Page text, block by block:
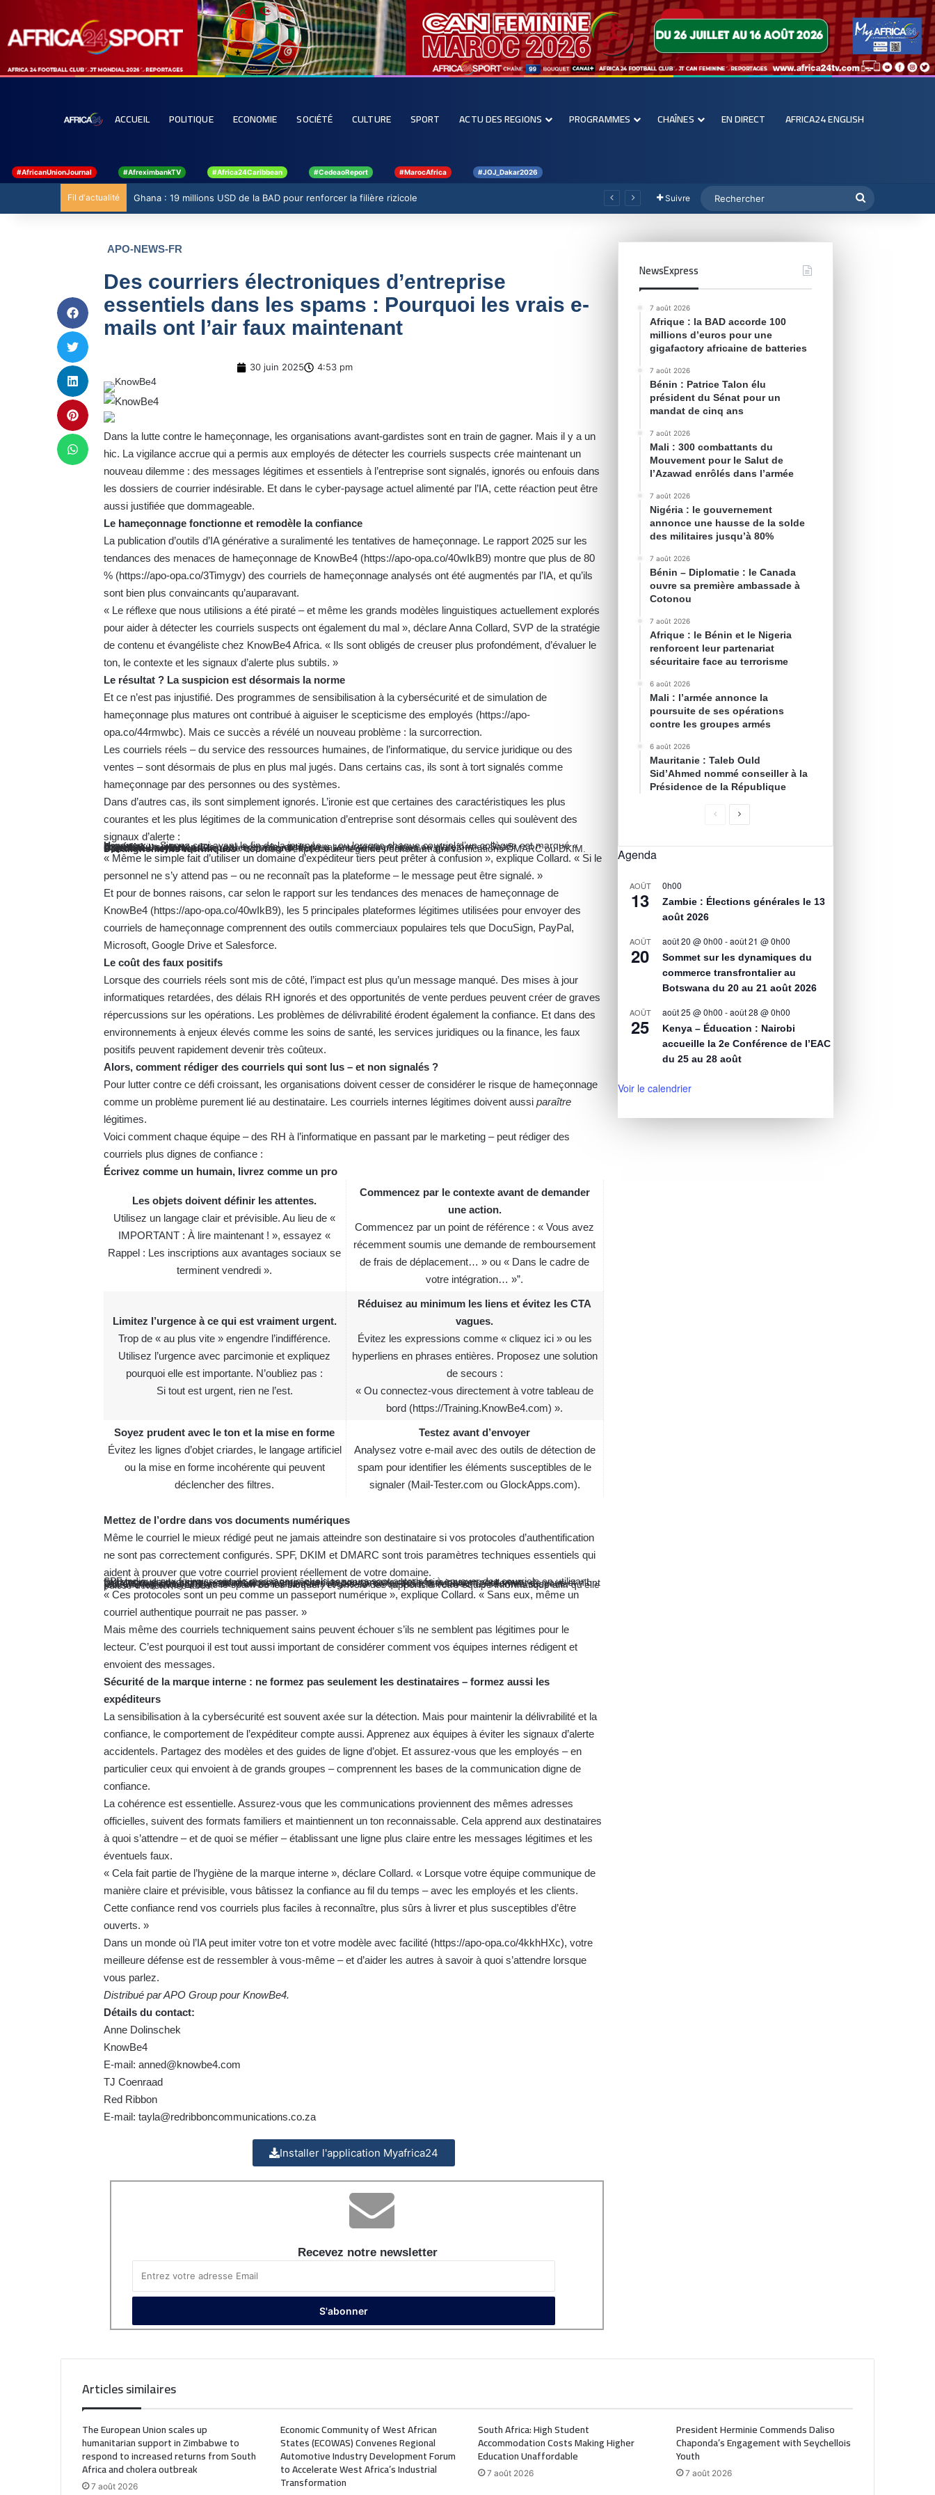
ACCUEIL POLITIQUE ECONOMIE SOCIÉTÉ CULTURE SPORT ACTU DES REGIONS PROGRAMMES CHAÎNES EN DIRECT AFRICA24 ENGLISH
#AfricanUnionJournal #AfreximbankTV #Africa24Caribbean #CedeaoReport #MarocAfrica #JOJ_Dakar2026
Fil d'actualité Ghana : 19 millions USD de la BAD pour renforcer la filière rizicole Suivre
APO-NEWS-FR
Des courriers électroniques d’entreprise
essentiels dans les spams : Pourquoi les vrais e-
mails ont l’air faux maintenant
30 juin 2025 4:53 pm
Dans la lutte contre le hameçonnage, les organisations avant-gardistes sont en train de gagner. Mais il y a un
hic. La vigilance accrue qui a permis aux employés de détecter les courriels suspects crée maintenant un
nouveau dilemme : des messages légitimes et essentiels à l’entreprise sont signalés, ignorés ou enfouis dans
les dossiers de courrier indésirable. Et dans le cyber-paysage actuel alimenté par l’IA, cette réaction peut être
aussi justifiée que dommageable.
Le hameçonnage fonctionne et remodèle la confiance
La publication d’outils d’IA générative a suralimenté les tentatives de hameçonnage. Le rapport 2025 sur les
tendances des menaces de hameçonnage de KnowBe4 (https://apo-opa.co/40wIkB9) montre que plus de 80
% (https://apo-opa.co/3Timygv) des courriels de hameçonnage analysés ont été augmentés par l’IA, et qu’ils
sont bien plus convaincants qu’auparavant.
« Le réflexe que nous utilisions a été piraté – et même les grands modèles linguistiques actuellement explorés
pour aider à détecter les courriels suspects ont également du mal », déclare Anna Collard, SVP de la stratégie
de contenu et évangéliste chez KnowBe4 Africa. « Ils sont obligés de creuser plus profondément, d’évaluer le
ton, le contexte et les signaux d’alerte plus subtils. »
Le résultat ? La suspicion est désormais la norme
Et ce n’est pas injustifié. Des programmes de sensibilisation à la cybersécurité et de simulation de
hameçonnage plus matures ont contribué à aiguiser le scepticisme des employés (https://apo-
opa.co/44rmwbc). Mais ce succès a révélé un nouveau problème : la surcorrection.
Les courriels réels – du service des ressources humaines, de l’informatique, du service juridique ou des
ventes – sont désormais de plus en plus mal jugés. Dans certains cas, ils sont à tort signalés comme
hameçonnage par des personnes ou des systèmes.
Dans d’autres cas, ils sont simplement ignorés. L’ironie est que certaines des caractéristiques les plus
courantes et les plus légitimes de la communication d’entreprise sont désormais celles qui soulèvent des
signaux d’alerte :
Urgence
: « Signez ceci avant la fin de la journée » ; ou lorsque chaque courriel d’un collègue est marqué « urgent ».
Expéditeurs inattendus: par exemple, outils de ressources humaines ou plateformes SaaS.
Appels à l’action: « Cliquez ici pour confirmer ».
Curiosités stylistiques: texte trop soigné, trop de liens ou de phrases en gras.
Désalignements techniques: courriels d’expéditeurs légitimes échouant aux vérifications DMARC ou DKIM.
« Même le simple fait d’utiliser un domaine d’expéditeur tiers peut prêter à confusion », explique Collard. « Si le
personnel ne s’y attend pas – ou ne reconnaît pas la plateforme – le message peut être signalé. »
Et pour de bonnes raisons, car selon le rapport sur les tendances des menaces de hameçonnage de
KnowBe4 (https://apo-opa.co/40wIkB9), les 5 principales plateformes légitimes utilisées pour envoyer des
courriels de hameçonnage comprennent des outils commerciaux populaires tels que DocuSign, PayPal,
Microsoft, Google Drive et Salesforce.
Le coût des faux positifs
Lorsque des courriels réels sont mis de côté, l’impact est plus qu’un message manqué. Des mises à jour
informatiques retardées, des délais RH ignorés et des opportunités de vente perdues peuvent créer de graves
répercussions sur les opérations. Les problèmes de délivrabilité érodent également la confiance. Et dans des
environnements à enjeux élevés comme les soins de santé, les services juridiques ou la finance, les faux
positifs peuvent rapidement devenir très coûteux.
Alors, comment rédiger des courriels qui sont lus – et non signalés ?
Pour lutter contre ce défi croissant, les organisations doivent cesser de considérer le risque de hameçonnage
comme un problème purement lié au destinataire. Les courriels internes légitimes doivent aussi paraître
légitimes.
Voici comment chaque équipe – des RH à l’informatique en passant par le marketing – peut rédiger des
courriels plus dignes de confiance :
Écrivez comme un humain, livrez comme un pro
Les objets doivent définir les attentes.
Utilisez un langage clair et prévisible. Au lieu de «
IMPORTANT : À lire maintenant ! », essayez «
Rappel : Les inscriptions aux avantages sociaux se
terminent vendredi ».
Commencez par le contexte avant de demander
une action.
Commencez par un point de référence : « Vous avez
récemment soumis une demande de remboursement
de frais de déplacement… » ou « Dans le cadre de
votre intégration… »”.
Limitez l’urgence à ce qui est vraiment urgent.
Trop de « au plus vite » engendre l’indifférence.
Utilisez l’urgence avec parcimonie et expliquez
pourquoi elle est importante. N’oubliez pas :
Si tout est urgent, rien ne l’est.
Réduisez au minimum les liens et évitez les CTA
vagues.
Évitez les expressions comme « cliquez ici » ou les
hyperliens en phrases entières. Proposez une solution
de secours :
« Ou connectez-vous directement à votre tableau de
bord (https://Training.KnowBe4.com) ».
Soyez prudent avec le ton et la mise en forme
Évitez les lignes d’objet criardes, le langage artificiel
ou la mise en forme incohérente qui peuvent
déclencher des filtres.
Testez avant d’envoyer
Analysez votre e-mail avec des outils de détection de
spam pour identifier les éléments susceptibles de le
signaler (Mail-Tester.com ou GlockApps.com).
Mettez de l’ordre dans vos documents numériques
Même le courriel le mieux rédigé peut ne jamais atteindre son destinataire si vos protocoles d’authentification
ne sont pas correctement configurés. SPF, DKIM et DMARC sont trois paramètres techniques essentiels qui
aident à prouver que votre courriel provient réellement de votre domaine.
SPF indique aux fournisseurs de messagerie quels serveurs sont autorisés à envoyer des courriels en utilisant votre nom de domaine — aidant ainsi à empêcher les spammeurs de se faire passer pour vous.
DKIM ajoute une signature numérique à vos courriels pour prouver qu’ils proviennent réellement de vous et n’ont pas été modifiés en cours de route.
DMARC regroupe SPF et DKIM en définissant des règles sur ce qu’il faut faire avec les courriels suspects (comme les envoyer dans le spam ou les bloquer) et envoie des rapports à votre équipe informatique afin qu’elle puisse détecter les abus.
« Ces protocoles sont un peu comme un passeport numérique », explique Collard. « Sans eux, même un
courriel authentique pourrait ne pas passer. »
Mais même des courriels techniquement sains peuvent échouer s’ils ne semblent pas légitimes pour le
lecteur. C’est pourquoi il est tout aussi important de considérer comment vos équipes internes rédigent et
envoient des messages.
Sécurité de la marque interne : ne formez pas seulement les destinataires – formez aussi les
expéditeurs
La sensibilisation à la cybersécurité est souvent axée sur la détection. Mais pour maintenir la délivrabilité et la
confiance, le comportement de l’expéditeur compte aussi. Apprenez aux équipes à éviter les signaux d’alerte
accidentels. Partagez des modèles et des guides de ligne d’objet. Et assurez-vous que les employés – en
particulier ceux qui envoient à de grands groupes – comprennent les bases de la communication digne de
confiance.
La cohérence est essentielle. Assurez-vous que les communications proviennent des mêmes adresses
officielles, suivent des formats familiers et maintiennent un ton reconnaissable. Cela apprend aux destinataires
à quoi s’attendre – et de quoi se méfier – établissant une ligne plus claire entre les messages légitimes et les
éventuels faux.
« Cela fait partie de l’hygiène de la marque interne », déclare Collard. « Lorsque votre équipe communique de
manière claire et prévisible, vous bâtissez la confiance au fil du temps – avec les employés et les clients.
Cette confiance rend vos courriels plus faciles à reconnaître, plus sûrs à livrer et plus susceptibles d’être
ouverts. »
Dans un monde où l’IA peut imiter votre ton et votre modèle avec facilité (https://apo-opa.co/4kkhHXc), votre
meilleure défense est de ressembler à vous-même – et d’aider les autres à savoir à quoi s’attendre lorsque
vous parlez.
Distribué par APO Group pour KnowBe4.
Détails du contact:
Anne Dolinschek
KnowBe4
E-mail: anned@knowbe4.com
TJ Coenraad
Red Ribbon
E-mail: tayla@redribboncommunications.co.za
Installer l'application Myafrica24
Recevez notre newsletter
NewsExpress
7 août 2026
Afrique : la BAD accorde 100
millions d’euros pour une
gigafactory africaine de batteries
7 août 2026
Bénin : Patrice Talon élu
président du Sénat pour un
mandat de cinq ans
7 août 2026
Mali : 300 combattants du
Mouvement pour le Salut de
l’Azawad enrôlés dans l’armée
7 août 2026
Nigéria : le gouvernement
annonce une hausse de la solde
des militaires jusqu’à 80%
7 août 2026
Bénin – Diplomatie : le Canada
ouvre sa première ambassade à
Cotonou
7 août 2026
Afrique : le Bénin et le Nigeria
renforcent leur partenariat
sécuritaire face au terrorisme
6 août 2026
Mali : l’armée annonce la
poursuite de ses opérations
contre les groupes armés
6 août 2026
Mauritanie : Taleb Ould
Sid’Ahmed nommé conseiller à la
Présidence de la République
Agenda
AOÛT
13
0h00
Zambie : Élections générales le 13
août 2026
AOÛT
20
août 20 @ 0h00 -août 21 @ 0h00
Sommet sur les dynamiques du
commerce transfrontalier au
Botswana du 20 au 21 août 2026
AOÛT
25
août 25 @ 0h00 -août 28 @ 0h00
Kenya – Éducation : Nairobi
accueille la 2e Conférence de l’EAC
du 25 au 28 août
Voir le calendrier
Articles similaires
The European Union scales up
humanitarian support in Zimbabwe to
respond to increased returns from South
Africa and cholera outbreak
7 août 2026
Economic Community of West African
States (ECOWAS) Convenes Regional
Automotive Industry Development Forum
to Accelerate West Africa’s Industrial
Transformation
South Africa: High Student
Accommodation Costs Making Higher
Education Unaffordable
7 août 2026
President Herminie Commends Daliso
Chaponda’s Engagement with Seychellois
Youth
7 août 2026